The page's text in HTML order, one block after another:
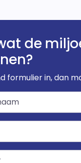
de
formulier in, dan